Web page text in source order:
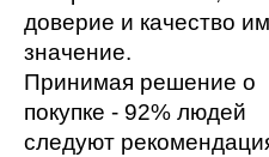
доверие и качество
значение.
Принимая решение о
покупке - 92% людей
следуют